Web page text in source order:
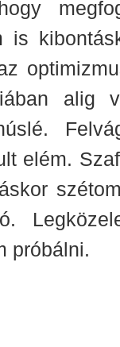
is
alig
elém.
próbálni.